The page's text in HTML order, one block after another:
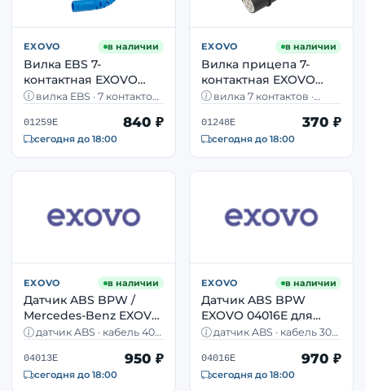
EXOVO в наличии
Вилка EBS 7-
контактная EXOVO
01259E пластик —
тормоза
вилка EBS · 7 контактов ·
1505282, 1934646
01259E 840 ₽
сегодня до 18:00
EXOVO в наличии
Вилка прицепа 7-
контактная EXOVO
01248E пластик — тип
вилка 7 контактов ·
винтовые клеммы
01248E 370 ₽
сегодня до 18:00
EXOVO в наличии
Датчик ABS BPW /
Mercedes-Benz EXOVO
04013E колёсный OEM
датчик ABS · кабель 400
Iveco Stralis
04013E 950 ₽
сегодня до 18:00
EXOVO в наличии
Датчик ABS BPW
EXOVO 04016E для
прицепных осей OEM
датчик ABS · кабель 300
прицепов BPW
04016E 970 ₽
сегодня до 18:00